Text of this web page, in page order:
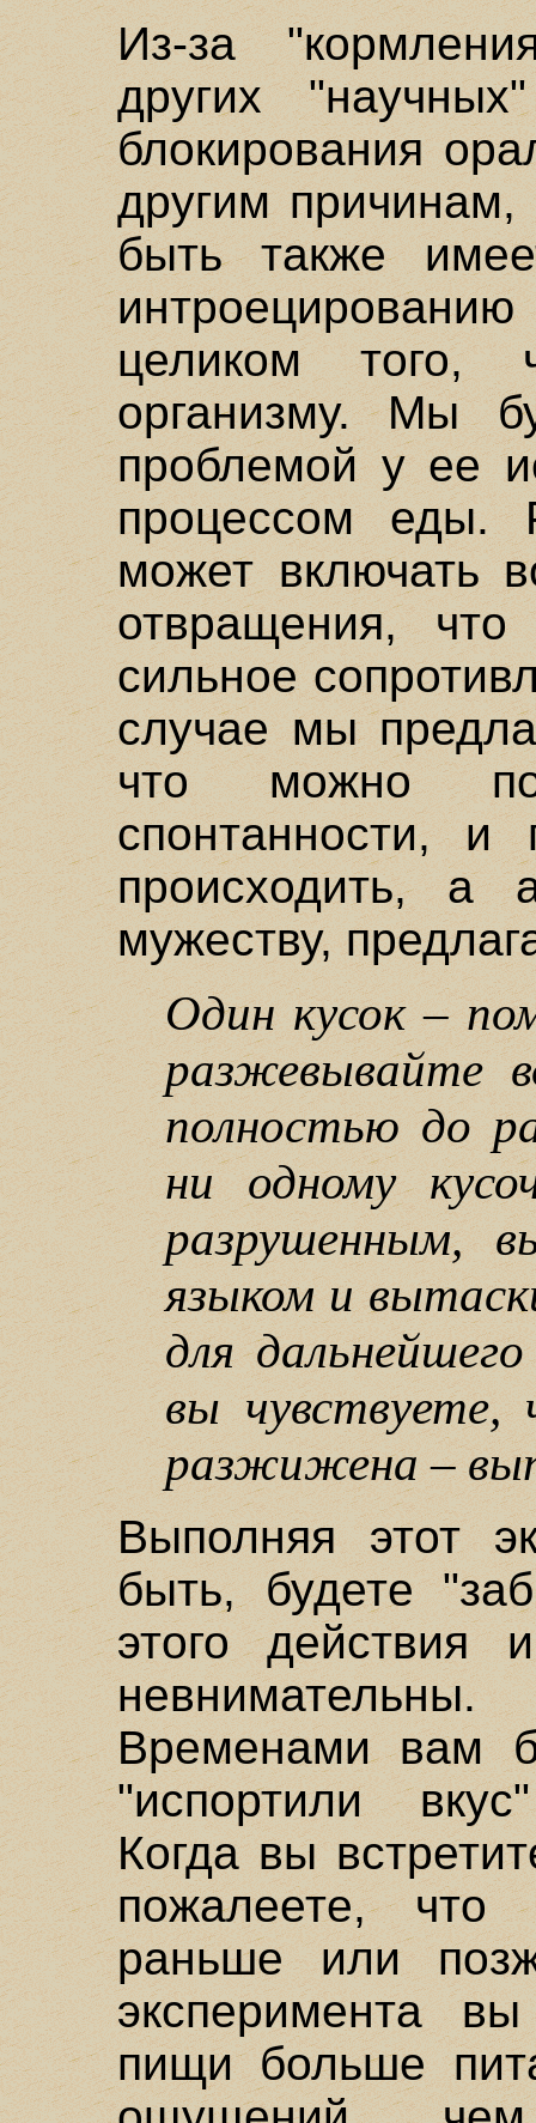
Из-за
других
блокирования
другим
быть также
целиком того,
организму. Мы
проблемой у ее
процессом еды.
может включать
отвращения,
сильное
случае мы
что можно
спонтанности, и
происходить, а
мужеству,
Один кусок –
разжевывайте
полностью до
ни одному
разрушенным,
языком и
для
вы
разжижена –
Выполняя этот
быть, будете
этого действия
Временами вам
"испортили
Когда вы
пожалеете,
раньше или
эксперимента
пищи больше